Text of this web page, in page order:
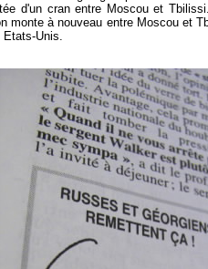
d'un cran entre Moscou et
monte à nouveau entre Moscou et
Unis.